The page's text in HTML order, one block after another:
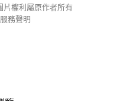
片權利屬原作者所有
服務聲明